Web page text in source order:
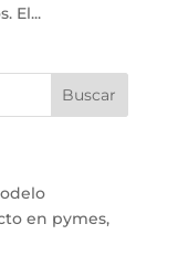
El...
en pymes,